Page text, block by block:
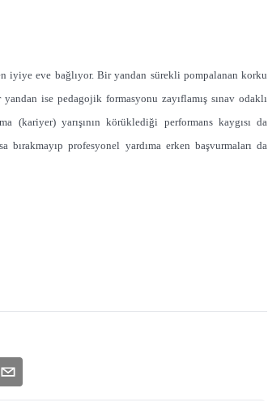
eve bağlıyor. Bir yandan sürekli pompalanan korku
ise pedagojik formasyonu zayıflamış sınav odaklı
(kariyer) yarışının körüklediği performans kaygısı da
profesyonel yardıma erken başvurmaları da